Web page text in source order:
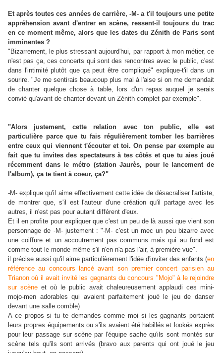
Et après toutes ces années de carrière, -M- a t'il toujours une petite
appréhension avant d'entrer en scène, ressent-il toujours du trac
en ce moment même, alors que les dates du Zénith de Paris sont
imminentes ?
"Bizarrement, le plus stressant aujourd'hui, par rapport à mon métier, ce
n'est pas ça, ces concerts qui sont des rencontres avec le public, c'est
dans l'intimité plutôt que ça peut être compliqué" explique-t'il dans un
sourire. "Je me sentirais beaucoup plus mal à l'aise si on me demandait
de chanter quelque chose à table, lors d'un repas auquel je serais
convié qu'avant de chanter devant un Zénith complet par exemple".
"Alors justement, cette relation avec ton public, elle est
particulière parce que tu fais régulièrement tomber les barrières
entre ceux qui viennent t'écouter et toi. On pense par exemple au
fait que tu invites des spectateurs à tes côtés et que tu aies joué
récemment dans le métro (station Jaurès, pour le lancement de
l'album), ça te tient à coeur, ça?"
-M- explique qu'il aime effectivement cette idée de désacraliser l'artiste,
de montrer que, s'il est l'auteur d'une création qu'il partage avec les
autres, il n'est pas pour autant différent d'eux.
Et il en profite pour expliquer que c'est un peu de là aussi que vient son
personnage de -M- justement : "-M- c'est un mec un peu bizarre avec
une coiffure et un accoutrement pas communs mais qui au fond est
comme tout le monde même s'il n'en n'a pas l'air, à première vue".
il précise aussi qu'il aime particulièrement l'idée d'inviter des enfants (en
référence au concours lancé avant son premier concert parisien au
Trianon où il avait invité les gagnants du concours "Mojo" à le rejoindre
sur scène et où le public avait chaleureusement applaudi ces mini-
mojo-men adorables qui avaient parfaitement joué le jeu de danser
devant une salle comble)
A ce propos si tu te demandes comme moi si les gagnants portaient
leurs propres équipements ou s'ils avaient été habillés et lookés exprès
pour leur passage sur scène par l'équipe sache qu'ils sont montés sur
scène tels qu'ils sont arrivés (bravo aux parents qui ont joué le jeu